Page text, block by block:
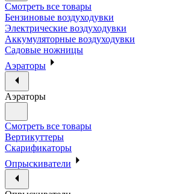
Смотреть все товары
Бензиновые воздуходувки
Электрические воздуходувки
Аккумуляторные воздуходувки
Садовые ножницы
Аэраторы
Аэраторы
Смотреть все товары
Вертикуттеры
Скарификаторы
Опрыскиватели